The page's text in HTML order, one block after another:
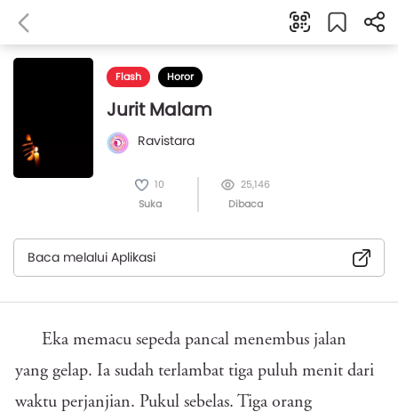
Flash Horor
Jurit Malam
Ravistara
10
Suka
25,146
Dibaca
Baca melalui Aplikasi
Eka memacu sepeda pancal menembus jalan
yang gelap. Ia sudah terlambat tiga puluh menit dari
waktu perjanjian. Pukul sebelas. Tiga orang